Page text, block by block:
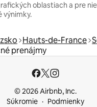
oblastiach a pre
výnimky.
Hauts-de-France
prenájmy
© 2026 Airbnb, Inc.
Súkromie
Podmienky